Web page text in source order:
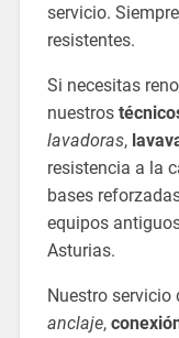
servicio.
resistentes.
Si necesitas
nuestros
lavadoras,
resistencia a la
bases
equipos
Asturias.
Nuestro servicio
anclaje,